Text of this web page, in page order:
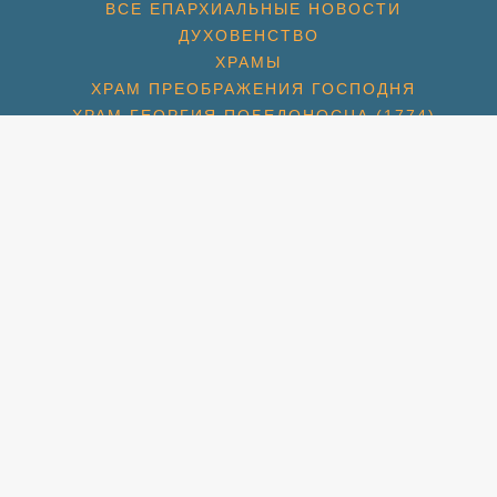
ВСЕ ЕПАРХИАЛЬНЫЕ НОВОСТИ
ДУХОВЕНСТВО
ХРАМЫ
ХРАМ ПРЕОБРАЖЕНИЯ ГОСПОДНЯ
ХРАМ ГЕОРГИЯ ПОБЕДОНОСЦА (1774)